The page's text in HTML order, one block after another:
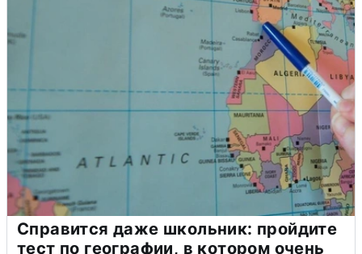
Справится даже школьник: пройдите
тест по географии, в котором очень